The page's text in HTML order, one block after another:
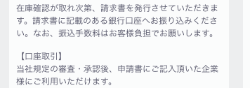
在庫確認が取れ次第、請求書を発行させていただきま
す。請求書に記載のある銀行口座へお振り込みくださ
い。なお、振込手数料はお客様負担でお願いします。
【口座取引】
当社規定の審査・承認後、申請書にご記入頂いた企業
様にご利用いただけます。